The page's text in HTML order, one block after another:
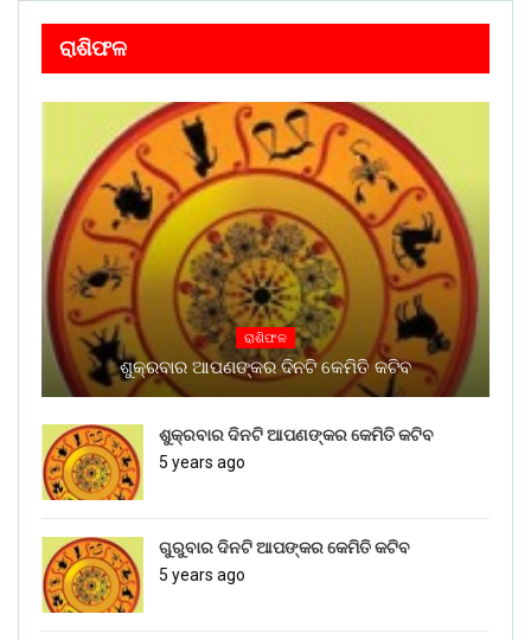
ରାଶିଫଳ
ରାଶିଫଳ
ଶୁକ୍ରବାର ଆପଣଙ୍କର ଦିନଟି କେମିତି କଟିବ
ଶୁକ୍ରବାର ଦିନଟି ଆପଣଙ୍କର କେମିତି କଟିବ
5 years ago
ଗୁରୁବାର ଦିନଟି ଆପଙ୍କର କେମିତି କଟିବ
5 years ago